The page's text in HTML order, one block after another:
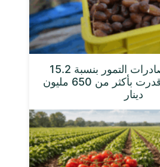
إرتفاع قيمة صادرات التمور بنسبة 15.2
بالمائة، و التي قدرت بأكثر من 650 مليون
دينار